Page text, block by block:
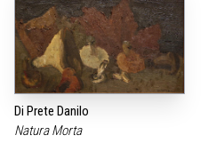
Di Prete Danilo
Natura Morta